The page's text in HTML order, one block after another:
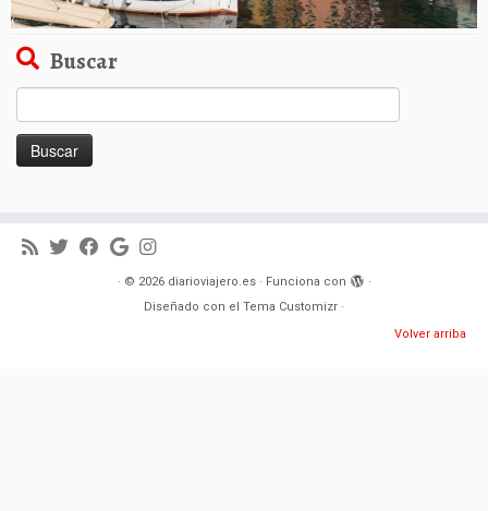
Buscar
· © 2026 diarioviajero.es· Funciona con
·
Diseñado con el Tema Customizr ·
Volver arriba